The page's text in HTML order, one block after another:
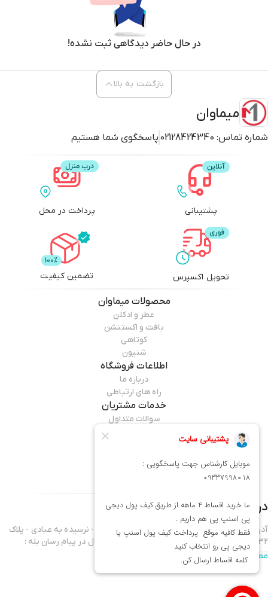
در حال حاضر دیدگاهی ثبت نشده!
میماوان
شماره تماس: 02128424340 پاسخگوی شما هستیم
بازگشت به بالا
پشتیبانی پرداخت در محل
تحویل اکسپرس تضمین کیفیت
محصولاتمیماوان
عطر و ادکلن
بافت و اکستنشن
کوتاهی
شنیون
اطلاعات فروشگاه
درباره ما
راه های ارتباطی
خدمات مشتریان
سوالات متداول
قوانین مرجوعی
همراه ما باشید
درباره فروشگاهمیماوان
آدرس فروشگاه : تهران - نارمک خیابان فرجام غربی - نرسیده به عبادی - پلاک
432 موبایل واحد فروش 09337998018 - آدرس کانال در پیام رسان بله :
mima1shop
سلام ورود شما همراهان عزیز را به میماوان،فروشگاه آنلاین آرایشگاهی خوش
مطالعه بیشتر